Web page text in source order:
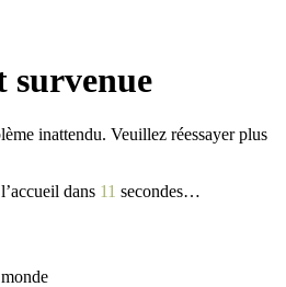
survenue
inattendu. Veuillez réessayer plus
dans 9 secondes…